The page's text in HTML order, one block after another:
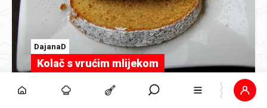
DajanaD
Kolač s vrućim mlijekom